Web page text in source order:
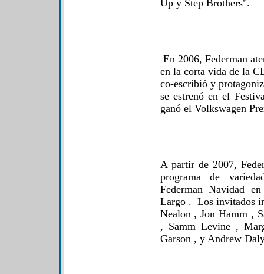
Up y Step Brothers".
En 2006, Federman
en la corta vida de la
co-escribió y
se estrenó en el
ganó el Volkswagen
A partir de 2007,
programa de
Federman Navidad
Largo . Los invitados
Nealon , Jon Hamm ,
, Samm Levine ,
Garson , y Andrew